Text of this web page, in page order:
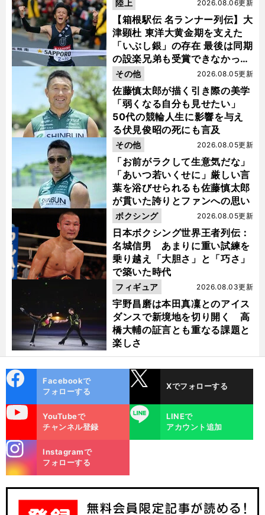
【箱根駅伝 名ランナー列伝】大
津顕杜 東洋大黄金期を支えた
「いぶし銀」の存在 最後は同期
の設楽兄弟も受賞できなかった
金栗杯に輝く
2026.08.06更新
陸上
佐藤慎太郎が描く引き際の美学
「弱くなる自分も見せたい」
50代の競輪人生に影響を与え
る伏見俊昭の死にも言及
2026.08.05更新
その他
「お前がラクして生意気だな」
「あいつ若いくせに」厳しい言
葉を浴びせられるも佐藤慎太郎
が貫いた誇りとファンへの思い
2026.08.05更新
その他
日本ボクシング世界王者列伝：
名城信男 あまりに重い試練を
乗り越え「大胆さ」と「巧さ」
で築いた時代
2026.08.05更新
ボクシング
宇野昌磨は本田真凜とのアイス
ダンスで新境地を切り開く 高
橋大輔の証言とも重なる課題と
楽しさ
2026.08.03更新
フィギュア
ok
Facebookで
フォローする
Xでフォローする
YouTubeで
チャンネル登録
LINE
LINEで
アカウント追加
m
Instagramで
フォローする